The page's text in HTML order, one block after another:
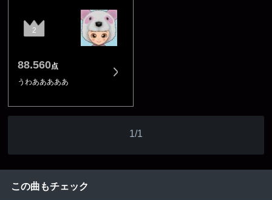
2
88.560点
うわあああああ
1/1
この曲もチェック